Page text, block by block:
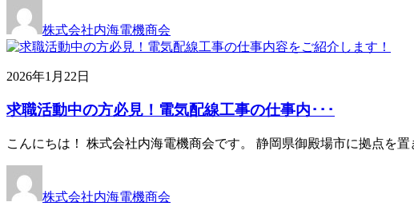
株式会社内海電機商会
2026年1月22日
求職活動中の方必見！電気配線工事の仕事内･･･
こんにちは！ 株式会社内海電機商会です。 静岡県御殿場市に拠点を
株式会社内海電機商会